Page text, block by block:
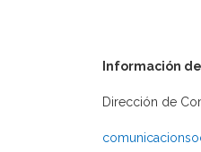
Información
Dirección de